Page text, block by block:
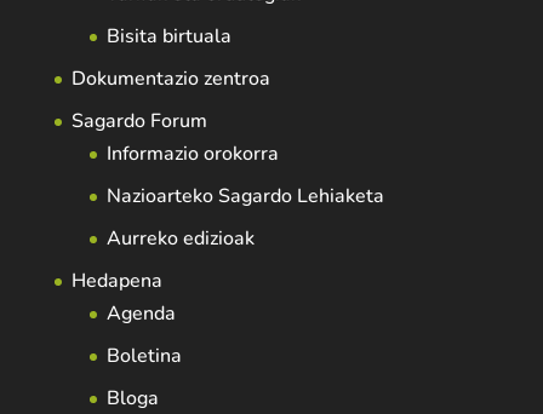
Bisita birtuala
Dokumentazio zentroa
Sagardo Forum
Informazio orokorra
Nazioarteko Sagardo Lehiaketa
Aurreko edizioak
Hedapena
Agenda
Boletina
Bloga